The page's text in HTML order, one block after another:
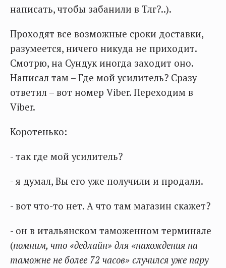
написать, чтобы забанили в Тлг?..).
Проходят все возможные сроки доставки,
разумеется, ничего никуда не приходит.
Смотрю, на Сундук иногда заходит оно.
Написал там – Где мой усилитель? Сразу
ответил – вот номер Viber. Переходим в
Viber.
Коротенько:
- так где мой усилитель?
- я думал, Вы его уже получили и продали.
- вот что-то нет. А что там магазин скажет?
- он в итальянском таможенном терминале
(помним, что «дедлайн» для «нахождения на
таможне не более 72 часов» случился уже пару